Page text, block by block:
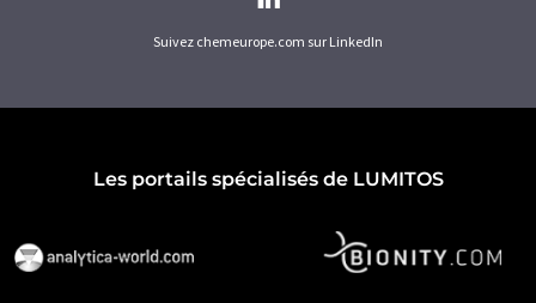
Suivez chemeurope.com sur LinkedIn
Les portails spécialisés de LUMITOS